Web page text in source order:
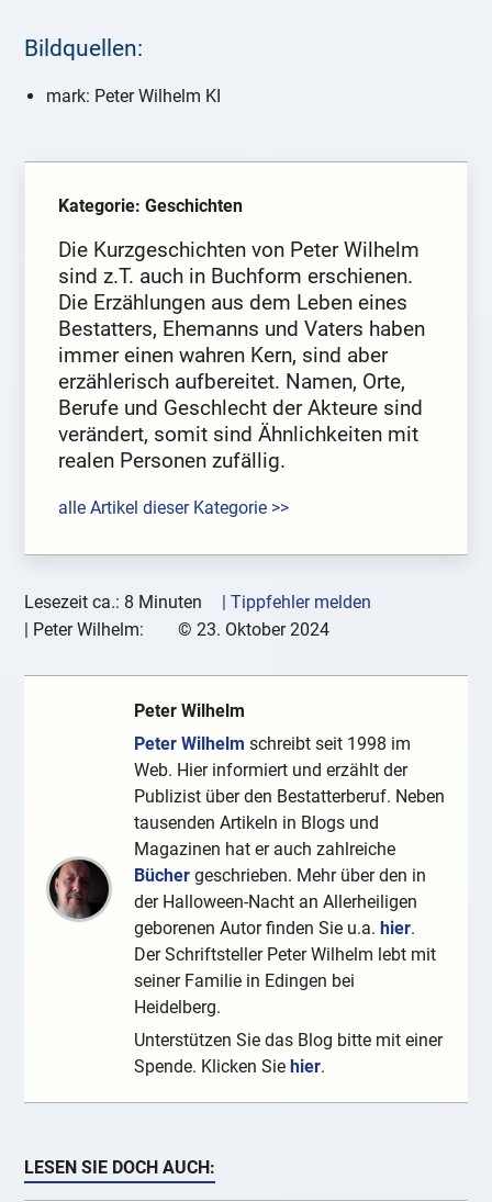
Bildquellen:
mark: Peter Wilhelm KI
Kategorie: Geschichten
Die Kurzgeschichten von Peter Wilhelm
sind z.T. auch in Buchform erschienen.
Die Erzählungen aus dem Leben eines
Bestatters, Ehemanns und Vaters haben
immer einen wahren Kern, sind aber
erzählerisch aufbereitet. Namen, Orte,
Berufe und Geschlecht der Akteure sind
verändert, somit sind Ähnlichkeiten mit
realen Personen zufällig.
alle Artikel dieser Kategorie >>
Lesezeit ca.: 8 Minuten
| Tippfehler melden
Peter Wilhelm: © 23. Oktober 2024
Peter Wilhelm
Peter Wilhelm schreibt seit 1998 im
Web. Hier informiert und erzählt der
Publizist über den Bestatterberuf. Neben
tausenden Artikeln in Blogs und
Magazinen hat er auch zahlreiche
Bücher geschrieben. Mehr über den in
der Halloween-Nacht an Allerheiligen
geborenen Autor finden Sie u.a. hier.
Der Schriftsteller Peter Wilhelm lebt mit
seiner Familie in Edingen bei
Heidelberg.
Unterstützen Sie das Blog bitte mit einer
Spende. Klicken Sie hier.
LESEN SIE DOCH AUCH: